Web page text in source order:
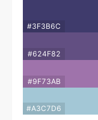
#3F3B6C
#624F82
#9F73AB
#A3C7D6